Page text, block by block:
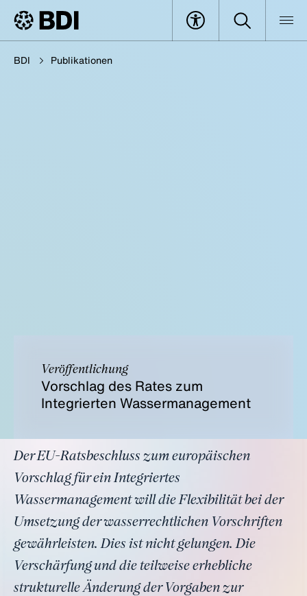
BDI Publikationen
Veröffentlichung
Vorschlag des Rates zum
Integrierten Wassermanagement
Der EU-Ratsbeschluss zum europäischen
Vorschlag für ein Integriertes
Wassermanagement will die Flexibilität bei der
Umsetzung der wasserrechtlichen Vorschriften
gewährleisten. Dies ist nicht gelungen. Die
Verschärfung und die teilweise erhebliche
strukturelle Änderung der Vorgaben zur